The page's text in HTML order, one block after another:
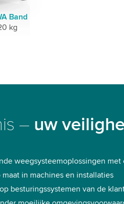
Band
kg
– uw
weegsysteemoplossingen met
in machines en installaties
besturingssystemen van de